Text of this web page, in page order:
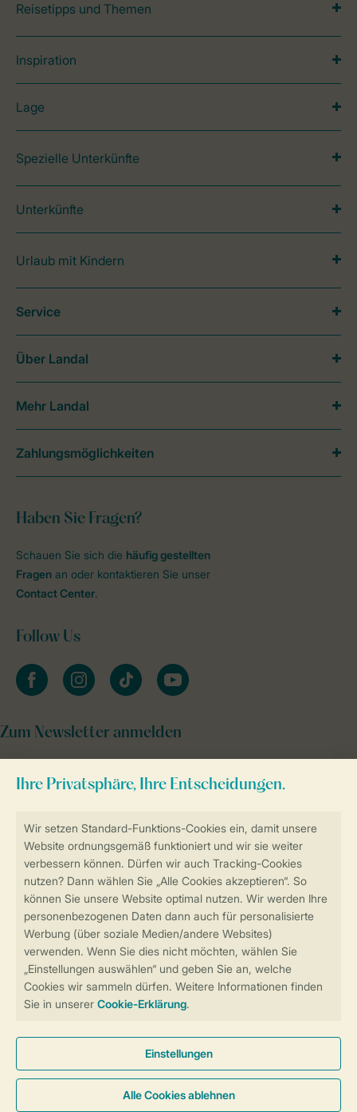
Sicherstellung Deiner Privatsphäre
Sicher und schnell zur Online-Buchung
Sichere Datenübertragung
Sicheres Bezahlen
Reisetipps und Themen
Inspiration
Lage
Spezielle Unterkünfte
Unterkünfte
Urlaub mit Kindern
Haben Sie Fragen?
Schauen Sie sich die häufig gestellten
Fragen an oder kontaktieren Sie unser
Contact Center.
Follow Us
facebookinstagramtiktok youtube
Zum Newsletter anmelden
Service
Über Landal
Mehr Landal
Zahlungsmöglichkeiten
Cookies und Banner
Barrierefreiheit